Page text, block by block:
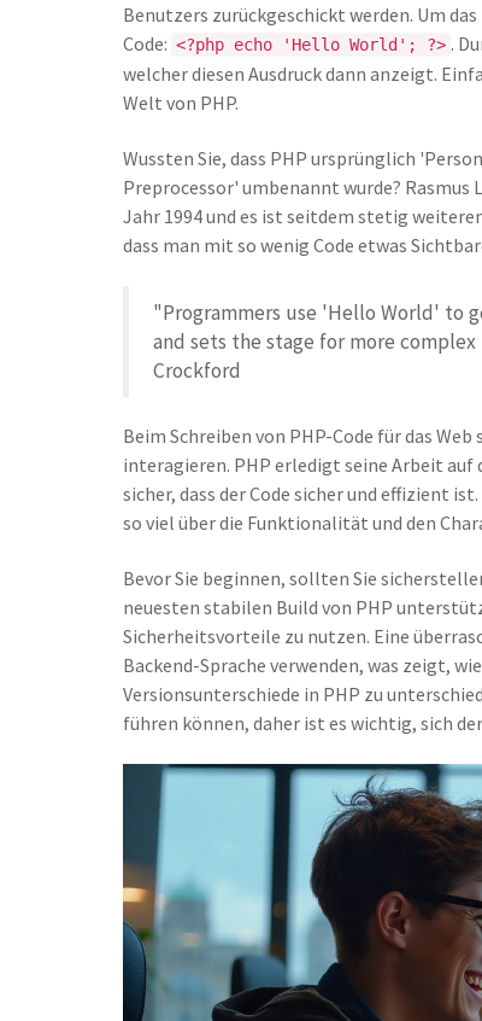
Benutzers zurückgeschickt werden. Um
Code: <?php echo 'Hello World'; ?> .
welcher diesen Ausdruck dann anzeigt.
Welt von PHP.
Wussten Sie, dass PHP ursprünglich
Preprocessor' umbenannt wurde?
Jahr 1994 und es ist seitdem stetig
dass man mit so wenig Code etwas
"Programmers use 'Hello World' to
and sets the stage for more
Crockford
Beim Schreiben von PHP-Code für das
interagieren. PHP erledigt seine Arbeit auf
sicher, dass der Code sicher und effizient
so viel über die Funktionalität und den
Bevor Sie beginnen, sollten Sie
neuesten stabilen Build von PHP
Sicherheitsvorteile zu nutzen. Eine
Backend-Sprache verwenden, was zeigt,
Versionsunterschiede in PHP zu
führen können, daher ist es wichtig, sich